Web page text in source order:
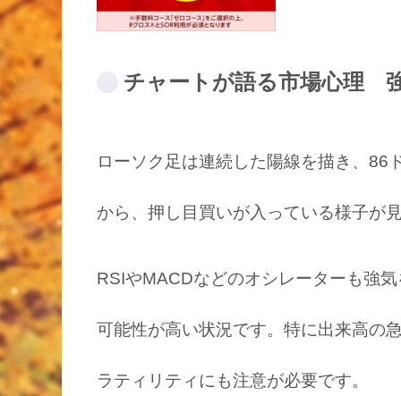
チャートが語る市場心理
ローソク足は連続した陽線を描き、86
から、押し目買いが入っている様子が
RSIやMACDなどのオシレーターも強
可能性が高い状況です。特に出来高の
ラティリティにも注意が必要です。